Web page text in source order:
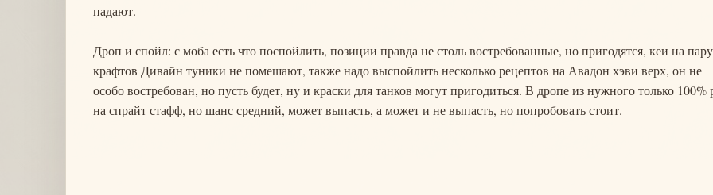
падают.
Дроп и спойл: с моба есть что поспойлить, позиции правда не столь востребованные, но пригодятся, кеи на пару
крафтов Дивайн туники не помешают, также надо выспойлить несколько рецептов на Авадон хэви верх, он не
особо востребован, но пусть будет, ну и краски для танков могут пригодиться. В дропе из нужного только 100%
на спрайт стафф, но шанс средний, может выпасть, а может и не выпасть, но попробовать стоит.